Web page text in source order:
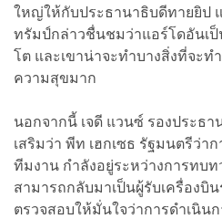
ใหญ่ให้กับประธานาธิบดีทายยิป
ทรัมป์กล่าวชื่นชมว่าแอร์โดอันเ
โต และเขาน่าจะทำบางสิ่งที่จะ
ความสุขมาก
นอกจากนี้ เจดี แวนซ์ รองประธา
เสริมว่า พีท เฮกเซธ รัฐมนตรีว่า
ทีมงาน กำลังอยู่ระหว่างการทบ
สามารถกลับมาเป็นผู้รับเครื่องบิ
ตรวจสอบให้มั่นใจว่าการดำเนิน